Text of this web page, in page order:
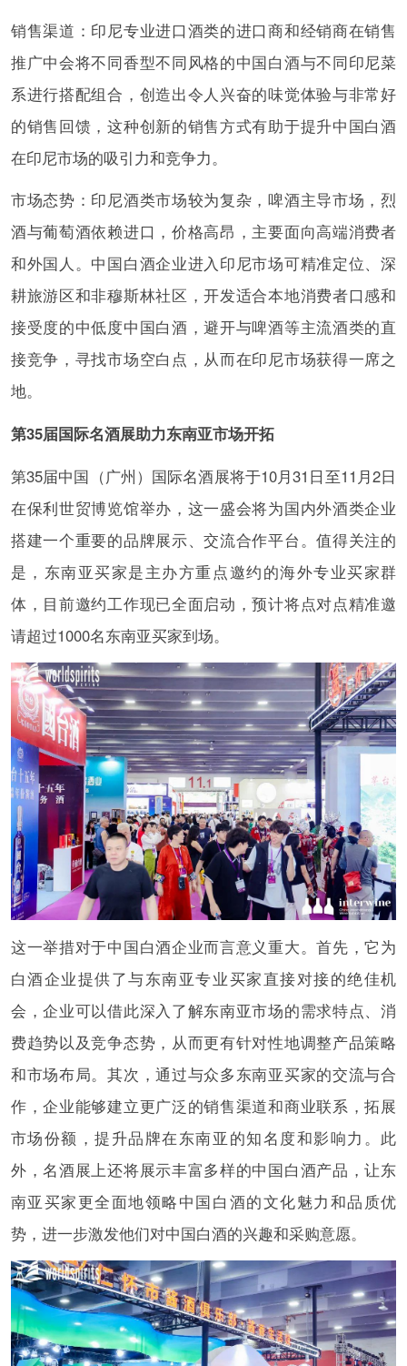
销售渠道：印尼专业进口酒类的进口商和经销商在销售
推广中会将不同香型不同风格的中国白酒与不同印尼菜
系进行搭配组合，创造出令人兴奋的味觉体验与非常好
的销售回馈，这种创新的销售方式有助于提升中国白酒
在印尼市场的吸引力和竞争力。
市场态势：印尼酒类市场较为复杂，啤酒主导市场，烈
酒与葡萄酒依赖进口，价格高昂，主要面向高端消费者
和外国人。中国白酒企业进入印尼市场可精准定位、深
耕旅游区和非穆斯林社区，开发适合本地消费者口感和
接受度的中低度中国白酒，避开与啤酒等主流酒类的直
接竞争，寻找市场空白点，从而在印尼市场获得一席之
地。
第35届国际名酒展助力东南亚市场开拓
第35届中国（广州）国际名酒展将于10月31日至11月2日
在保利世贸博览馆举办，这一盛会将为国内外酒类企业
搭建一个重要的品牌展示、交流合作平台。值得关注的
是，东南亚买家是主办方重点邀约的海外专业买家群
体，目前邀约工作现已全面启动，预计将点对点精准邀
请超过1000名东南亚买家到场。
这一举措对于中国白酒企业而言意义重大。首先，它为
白酒企业提供了与东南亚专业买家直接对接的绝佳机
会，企业可以借此深入了解东南亚市场的需求特点、消
费趋势以及竞争态势，从而更有针对性地调整产品策略
和市场布局。其次，通过与众多东南亚买家的交流与合
作，企业能够建立更广泛的销售渠道和商业联系，拓展
市场份额，提升品牌在东南亚的知名度和影响力。此
外，名酒展上还将展示丰富多样的中国白酒产品，让东
南亚买家更全面地领略中国白酒的文化魅力和品质优
势，进一步激发他们对中国白酒的兴趣和采购意愿。